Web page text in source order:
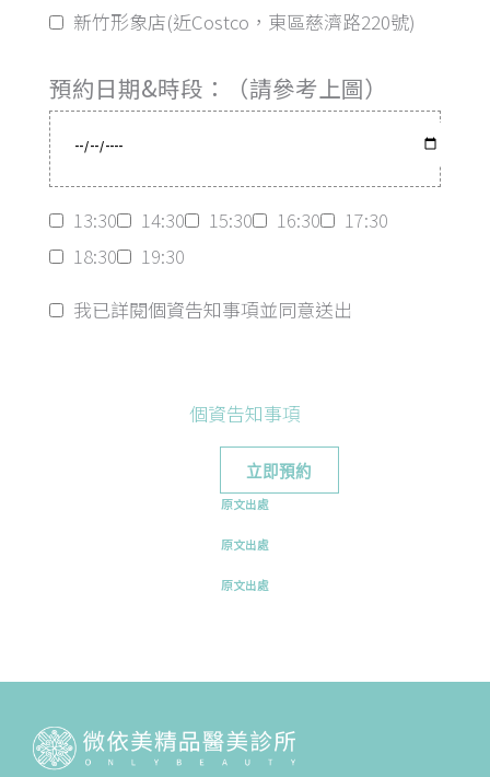
新竹形象店(近Costco，東區慈濟路220號)
預約日期&時段：（請參考上圖）
13:30 14:30 15:30 16:30
17:30
18:30
19:30
我已詳閱個資告知事項並同意送出
個資告知事項
原文出處
原文出處
原文出處